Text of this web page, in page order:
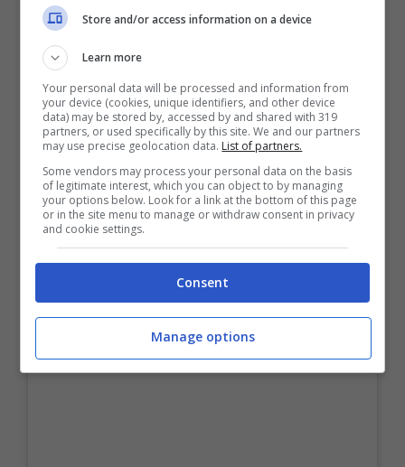
POTREBBE INTERESSARTI ANCHE
>>>
primo concorrente
Inevitabile parlare anche del rapporto con il
compagno Pietro Delle Pianeche quando ieri la
Elia ha pubblicizzato sul proprio profilo
Instagram la partecipazione al programma, ha
commentato “La mia belva….ma forse sei più
una micia”.
Store and/or access information on a device
Learn more
Your personal data will be processed and information from
your device (cookies, unique identifiers, and other device
data) may be stored by, accessed by and shared with 319
partners, or used specifically by this site. We and our partners
may use precise geolocation data. List of partners.
Some vendors may process your personal data on the basis
of legitimate interest, which you can object to by managing
your options below. Look for a link at the bottom of this page
or in the site menu to manage or withdraw consent in privacy
and cookie settings.
Consent
Manage options